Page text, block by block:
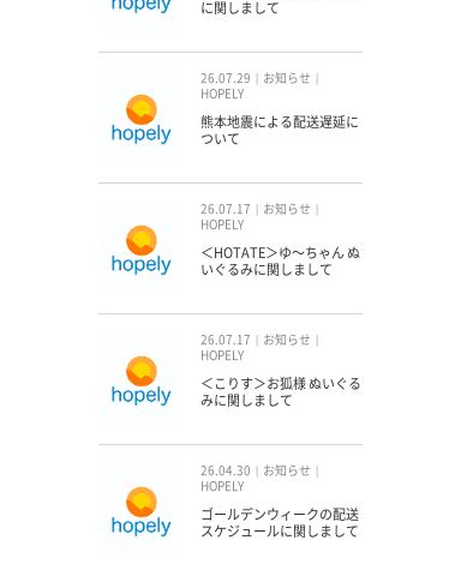
に関しまして
26.07.29
お知らせ
HOPELY
熊本地震による配送遅延に
ついて
26.07.17
お知らせ
HOPELY
＜HOTATE＞ゆ〜ちゃん ぬ
いぐるみに関しまして
26.07.17
お知らせ
HOPELY
＜こりす＞お狐様 ぬいぐる
みに関しまして
26.04.30
お知らせ
HOPELY
ゴールデンウィークの配送
スケジュールに関しまして